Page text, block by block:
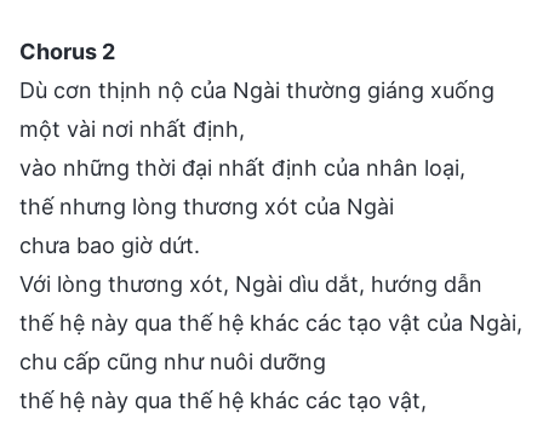
Chorus 2
Dù cơn thịnh nộ của Ngài thường giáng xuống
một vài nơi nhất định,
vào những thời đại nhất định của nhân loại,
thế nhưng lòng thương xót của Ngài
chưa bao giờ dứt.
Với lòng thương xót, Ngài dìu dắt, hướng dẫn
thế hệ này qua thế hệ khác các tạo vật của Ngài,
chu cấp cũng như nuôi dưỡng
thế hệ này qua thế hệ khác các tạo vật,